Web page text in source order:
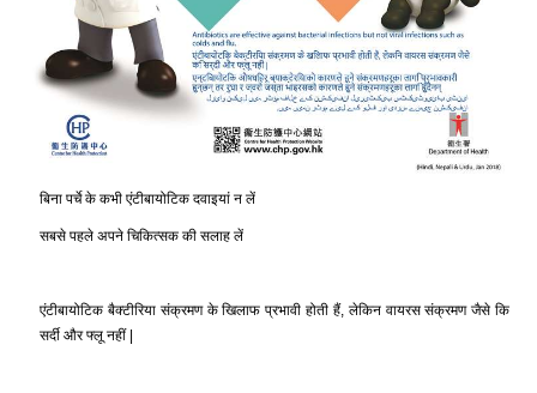
बिना पर्चे के कभी एंटीबायोटिक दवाइयां न लें
सबसे पहले अपने चिकित्सक की सलाह लें
एंटीबायोटिक बैक्टीरिया संक्रमण के खिलाफ प्रभावी होती हैं, लेकिन वायरस संक्रमण जैसे कि
सर्दी और फ्लू नहीं